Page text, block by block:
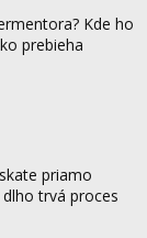
Kde ho
prebieha
priamo
trvá proces